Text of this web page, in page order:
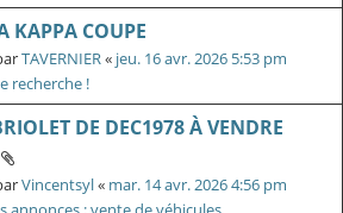
KAPPA COUPE
TAVERNIER« jeu. 16 avr. 2026 5:53 pm
recherche !
DE DEC1978 À VENDRE
Vincentsyl« mar. 14 avr. 2026 4:56 pm